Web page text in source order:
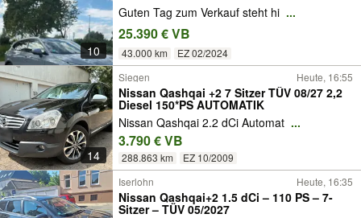
10
Guten Tag zum Verkauf steht hi ...
25.390 € VB
43.000 km EZ 02/2024
14
Siegen Heute, 16:55
Nissan Qashqai +2 7 Sitzer TÜV 08/27 2,2
Diesel 150*PS AUTOMATIK
Nissan Qashqai 2.2 dCi Automat ...
3.790 € VB
288.863 km EZ 10/2009
Iserlohn Heute, 16:35
Nissan Qashqai+2 1.5 dCi – 110 PS – 7-
Sitzer – TÜV 05/2027